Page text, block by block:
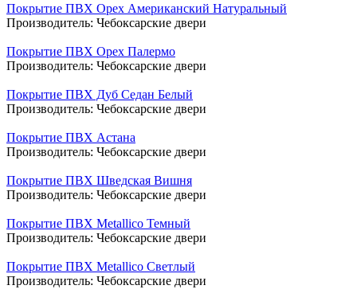
Покрытие ПВХ Орех Американский Натуральный
Производитель: Чебоксарские двери
Покрытие ПВХ Орех Палермо
Производитель: Чебоксарские двери
Покрытие ПВХ Дуб Седан Белый
Производитель: Чебоксарские двери
Покрытие ПВХ Астана
Производитель: Чебоксарские двери
Покрытие ПВХ Шведская Вишня
Производитель: Чебоксарские двери
Покрытие ПВХ Metallico Темный
Производитель: Чебоксарские двери
Покрытие ПВХ Metallico Светлый
Производитель: Чебоксарские двери